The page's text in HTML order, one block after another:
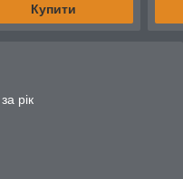
Купити
рік